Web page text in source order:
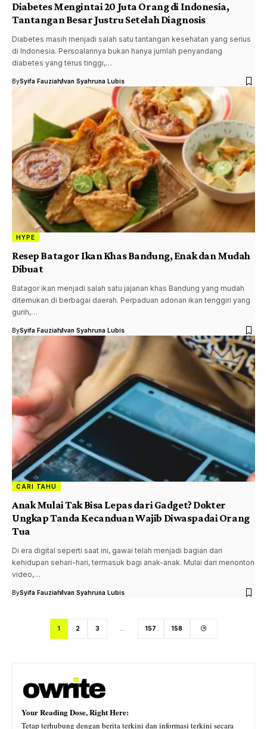
Diabetes Mengintai 20 Juta Orang di Indonesia,
Tantangan Besar Justru Setelah Diagnosis
Diabetes masih menjadi salah satu tantangan kesehatan yang serius
di Indonesia. Persoalannya bukan hanya jumlah penyandang
diabetes yang terus tinggi,…
BySyifa FauziahIvan Syahruna Lubis
HYPE
Resep Batagor Ikan Khas Bandung, Enak dan Mudah
Dibuat
Batagor ikan menjadi salah satu jajanan khas Bandung yang mudah
ditemukan di berbagai daerah. Perpaduan adonan ikan tenggiri yang
gurih,…
BySyifa FauziahIvan Syahruna Lubis
CARI TAHU
Anak Mulai Tak Bisa Lepas dari Gadget? Dokter
Ungkap Tanda Kecanduan Wajib Diwaspadai Orang
Tua
Di era digital seperti saat ini, gawai telah menjadi bagian dari
kehidupan sehari-hari, termasuk bagi anak-anak. Mulai dari menonton
video,…
BySyifa FauziahIvan Syahruna Lubis
1 2 3 … 157 158
Your Reading Dose, Right Here:
Tetap terhubung dengan berita terkini dan informasi terkini secara